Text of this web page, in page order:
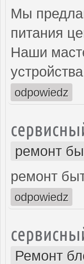
Мы
питания
Наши
odpowiedz
ремонт
ремонт
odpowiedz
Ремонт